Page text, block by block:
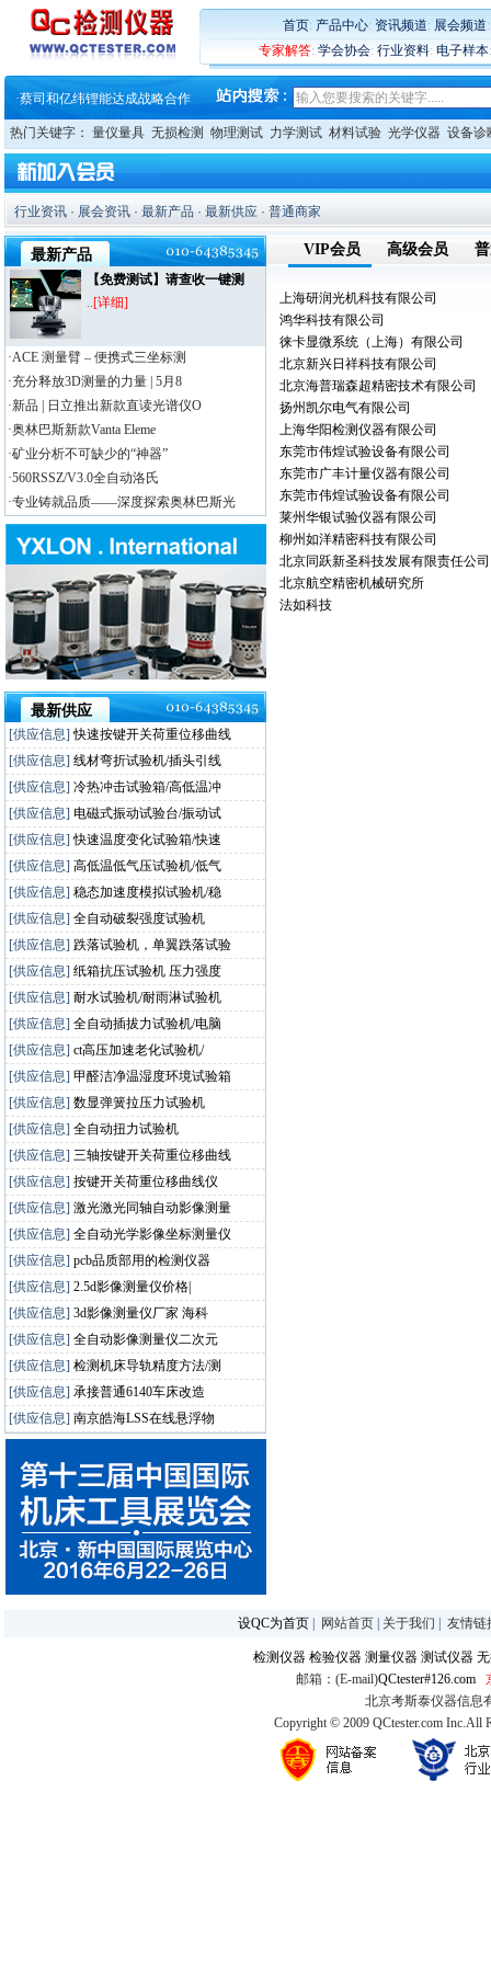
首页: 产品中心: 资讯频道: 展会频道
专家解答: 学会协会: 行业资料: 电子样本
蔡司软件 | 高效变形分析能
铸就AI服务器质量动脉 – 高
铸就AI服务器质量动脉 – 高
·ZEISS BOSELLO ADR 让内部缺
·蔡司和亿纬锂能达成战略合作
·大牌云集 买家升级 ——26
热门关键字： 量仪量具 无损检测 物理测试 力学测试 材料试验 光学仪器 设备诊
行业资讯 · 展会资讯 · 最新产品 · 最新供应 · 普通商家
最新产品
【免费测试】请查收一键测
..[详细]
·ACE 测量臂 – 便携式三坐标测
·充分释放3D测量的力量 | 5月8
·新品 | 日立推出新款直读光谱仪O
·奥林巴斯新款Vanta Eleme
·矿业分析不可缺少的“神器”
·560RSSZ/V3.0全自动洛氏
·专业铸就品质——深度探索奥林巴斯光
最新供应
[供应信息] 快速按键开关荷重位移曲线
[供应信息] 线材弯折试验机/插头引线
[供应信息] 冷热冲击试验箱/高低温冲
[供应信息] 电磁式振动试验台/振动试
[供应信息] 快速温度变化试验箱/快速
[供应信息] 高低温低气压试验机/低气
[供应信息] 稳态加速度模拟试验机/稳
[供应信息] 全自动破裂强度试验机
[供应信息] 跌落试验机，单翼跌落试验
[供应信息] 纸箱抗压试验机 压力强度
[供应信息] 耐水试验机/耐雨淋试验机
[供应信息] 全自动插拔力试验机/电脑
[供应信息] ct高压加速老化试验机/
[供应信息] 甲醛洁净温湿度环境试验箱
[供应信息] 数显弹簧拉压力试验机
[供应信息] 全自动扭力试验机
[供应信息] 三轴按键开关荷重位移曲线
[供应信息] 按键开关荷重位移曲线仪
[供应信息] 激光激光同轴自动影像测量
[供应信息] 全自动光学影像坐标测量仪
[供应信息] pcb品质部用的检测仪器
[供应信息] 2.5d影像测量仪价格|
[供应信息] 3d影像测量仪厂家 海科
[供应信息] 全自动影像测量仪二次元
[供应信息] 检测机床导轨精度方法/测
[供应信息] 承接普通6140车床改造
[供应信息] 南京皓海LSS在线悬浮物
VIP会员 高级会员
上海研润光机科技有限公司
鸿华科技有限公司
徕卡显微系统（上海）有限公司
北京新兴日祥科技有限公司
北京海普瑞森超精密技术有限公司
扬州凯尔电气有限公司
上海华阳检测仪器有限公司
东莞市伟煌试验设备有限公司
东莞市广丰计量仪器有限公司
东莞市伟煌试验设备有限公司
莱州华银试验仪器有限公司
柳州如洋精密科技有限公司
北京同跃新圣科技发展有限责任公司
北京航空精密机械研究所
法如科技
设QC为首页 网站首页 关于我们 友情链
检测仪器 检验仪器 测量仪器 测试仪器
邮箱：(E-mail)QCtester#126.com
北京考斯泰仪器信息
Copyright © 2009 QCtester.com Inc.All